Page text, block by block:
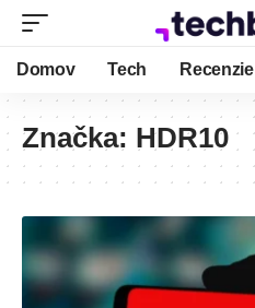
Domov Tech Recenzie
Značka: HDR10